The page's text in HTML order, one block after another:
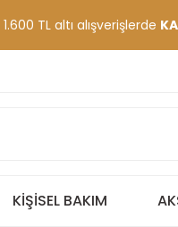
1.600 TL altı alışverişlerde
KIŞISEL BAKIM